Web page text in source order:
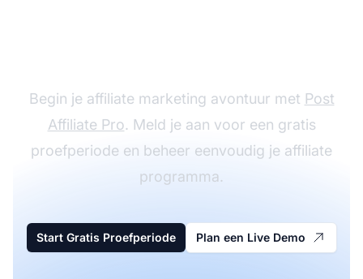
Begin je affiliate marketing avontuur met Post
Affiliate Pro. Meld je aan voor een gratis
proefperiode en beheer eenvoudig je affiliate
programma.
Start Gratis Proefperiode Plan een Live Demo